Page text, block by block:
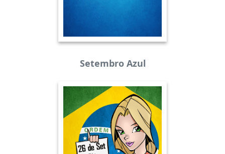
Setembro Azul